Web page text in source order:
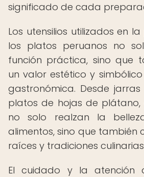
significado de cada
Los utensilios utilizados en
los platos peruanos no
función práctica, sino que
un valor estético y
gastronómica. Desde
platos de hojas de plátano,
no solo realzan la
alimentos, sino que también
raíces y tradiciones
El cuidado y la atención